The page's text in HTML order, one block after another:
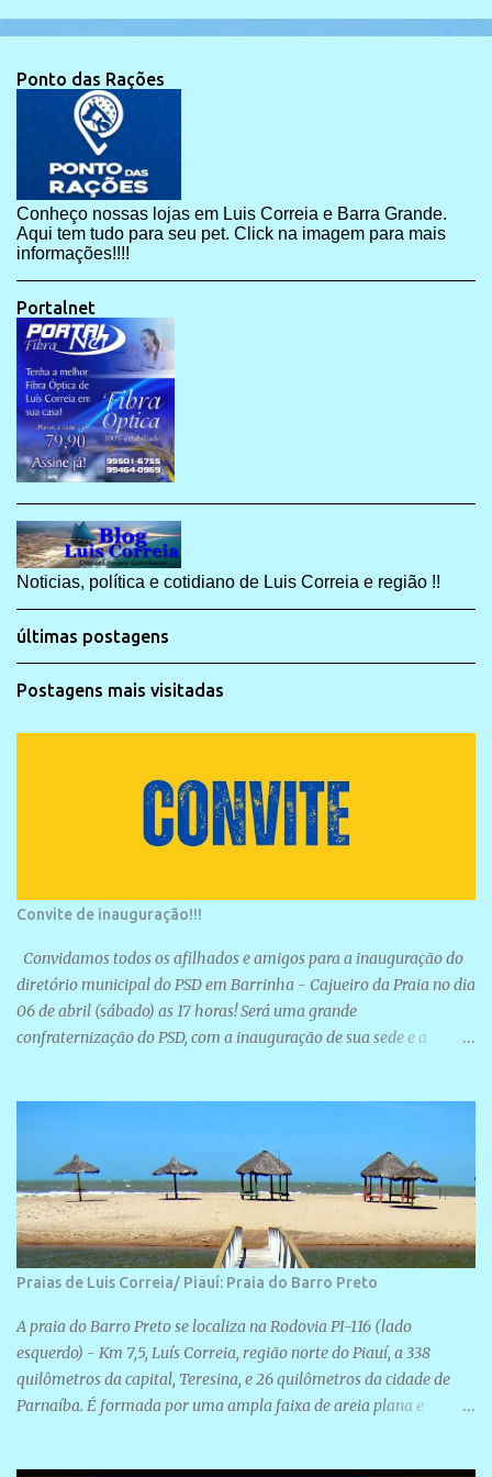
Ponto das Rações
Conheço nossas lojas em Luis Correia e Barra Grande.
Aqui tem tudo para seu pet. Click na imagem para mais
informações!!!!
Portalnet
Noticias, política e cotidiano de Luis Correia e região !!
últimas postagens
Postagens mais visitadas
Convite de inauguração!!!
Convidamos todos os afilhados e amigos para a inauguração do
diretório municipal do PSD em Barrinha - Cajueiro da Praia no dia
06 de abril (sábado) as 17 horas! Será uma grande
confraternização do PSD, com a inauguração de sua sede e a
Praias de Luis Correia/ Piauí: Praia do Barro Preto
A praia do Barro Preto se localiza na Rodovia PI-116 (lado
esquerdo) - Km 7,5, Luís Correia, região norte do Piauí, a 338
quilômetros da capital, Teresina, e 26 quilômetros da cidade de
Parnaíba. É formada por uma ampla faixa de areia plana e